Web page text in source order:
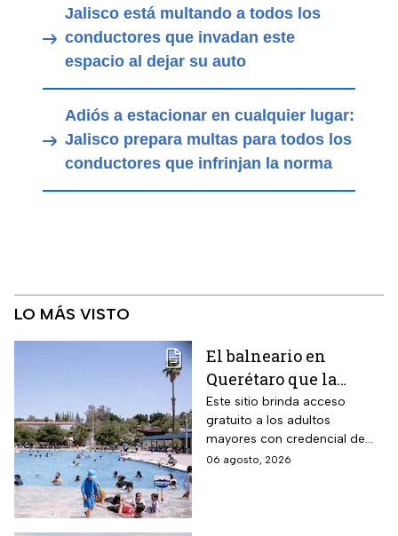
Jalisco está multando a todos los
conductores que invadan este
espacio al dejar su auto
Adiós a estacionar en cualquier lugar:
Jalisco prepara multas para todos los
conductores que infrinjan la norma
LO MÁS VISTO
El balneario en
Querétaro que la
Profeco marcó como el
más barato de México:
tiene alberca para la
tercera edad y todas
Este sitio brinda acceso
gratuito a los adultos
mayores con credencial de
INAPAM vigente
06 agosto, 2026